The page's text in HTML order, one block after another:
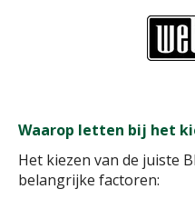
Waarop letten bij het
Het kiezen van de juiste
belangrijke factoren: